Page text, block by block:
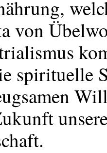
von
spirituelle